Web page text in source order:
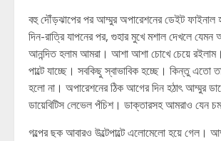
বহু দৌঁড়ঝাপের পর আম্মুর অপারেশনের ডেইট ফাইনাল
দিন-রাত্রি যাপনের পর, গুহার মুখে মশাল দেখলে
আনন্দিত হলাম আমরা। আশা আশা চোখে চেয়ে
পাল্টে যাচ্ছে। সবকিছু স্বাভাবিক হচ্ছে। কিন্তু এতো
হলো না। অপারেশনের ঠিক আগের দিন হঠাৎ আম্মুর
ডায়েবিটিস লেভেল পঁচিশ। ডাক্তারসহ আমরাও যেন
গল্পের ছক আবারও উল্টেপাল্টে এলোমেলো হয়ে গেল।